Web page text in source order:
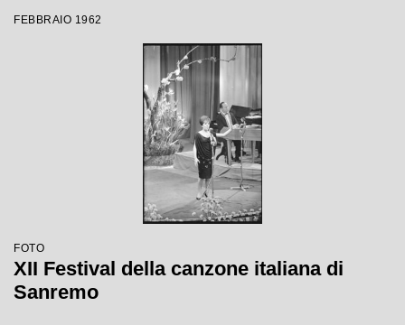
FEBBRAIO 1962
FOTO
XII Festival della canzone italiana di
Sanremo